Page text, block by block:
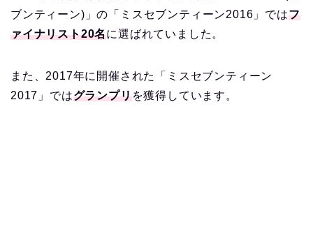
ブンティーン)」の「ミスセブンティーン2016」ではフ
ァイナリスト20名に選ばれていました。
また、2017年に開催された「ミスセブンティーン
2017」ではグランプリを獲得しています。